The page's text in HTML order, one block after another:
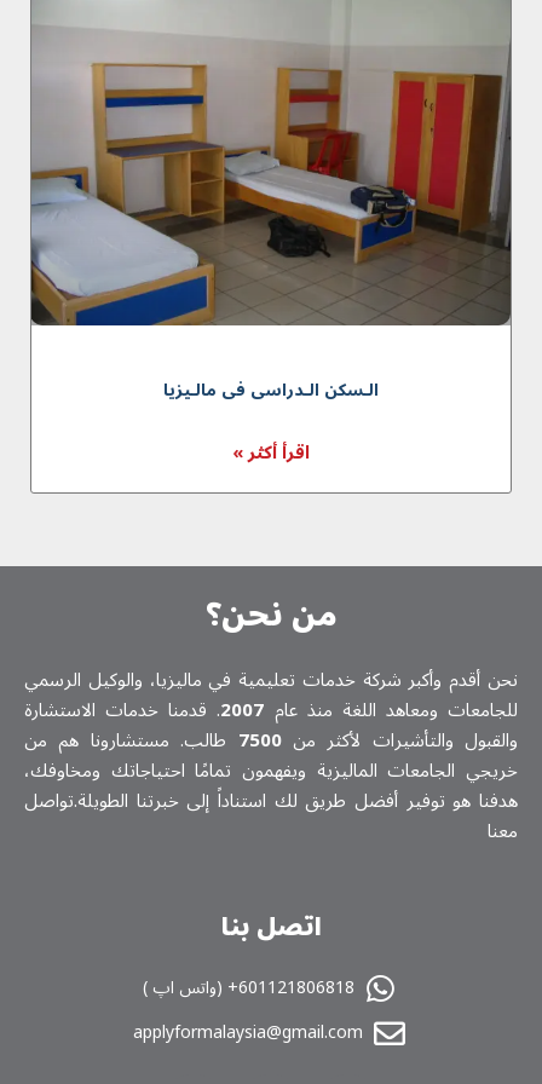
الـسكن الـدراسى فى مالـيزيا
اقرأ أكثر »
من نحن؟
نحن أقدم وأكبر شركة خدمات تعلیمیة في ماليزيا، والوكيل الرسمي
للجامعات ومعاهد اللغة منذ عام 2007. قدمنا خدمات الاستشارة
والقبول والتأشيرات لأكثر من7500 طالب. مستشارونا هم من
خريجي الجامعات الماليزية ويفهمون تمامًا احتياجاتك ومخاوفك،
هدفنا هو توفير أفضل طريق لك استناداً إلى خبرتنا الطويلة.تواصل
معنا
اتصل بنا
601121806818+ (واتس اپ )
applyformalaysia@gmail.com